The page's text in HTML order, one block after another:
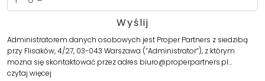
Administratorem danych osobowych jest Proper Partners z siedzibą
przy Flisaków, 4/27, 03-043 Warszawa (“Administrator”), z którym
można się skontaktować przez adres biuro@properpartners.pl…
czytaj więcej